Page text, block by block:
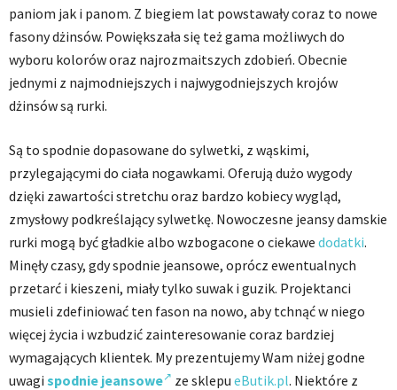
paniom jak i panom. Z biegiem lat powstawały coraz to nowe
fasony dżinsów. Powiększała się też gama możliwych do
wyboru kolorów oraz najrozmaitszych zdobień. Obecnie
jednymi z najmodniejszych i najwygodniejszych krojów
dżinsów są rurki.
Są to spodnie dopasowane do sylwetki, z wąskimi,
przylegającymi do ciała nogawkami. Oferują dużo wygody
dzięki zawartości stretchu oraz bardzo kobiecy wygląd,
zmysłowy podkreślający sylwetkę. Nowoczesne jeansy damskie
rurki mogą być gładkie albo wzbogacone o ciekawe dodatki.
Minęły czasy, gdy spodnie jeansowe, oprócz ewentualnych
przetarć i kieszeni, miały tylko suwak i guzik. Projektanci
musieli zdefiniować ten fason na nowo, aby tchnąć w niego
więcej życia i wzbudzić zainteresowanie coraz bardziej
wymagających klientek. My prezentujemy Wam niżej godne
uwagi spodnie jeansowe ze sklepu eButik.pl. Niektóre z